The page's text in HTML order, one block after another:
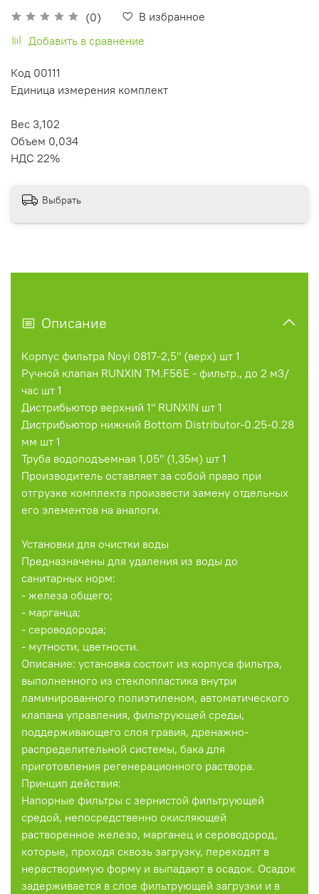
(0)
В избранное
Добавить в сравнение
Код 00111
Единица измерения комплект
Вес 3,102
Объем 0,034
НДС 22%
Выбрать
Описание
Корпус фильтра Noyi 0817-2,5" (верх) шт 1
Ручной клапан RUNXIN TM.F56E - фильтр., до 2 м3/
час шт 1
Дистрибьютор верхний 1" RUNXIN шт 1
Дистрибьютор нижний Bottom Distributor-0.25-0.28
мм шт 1
Труба водоподъемная 1,05" (1,35м) шт 1
Производитель оставляет за собой право при
отгрузке комплекта произвести замену отдельных
его элементов на аналоги.
Установки для очистки воды
Предназначены для удаления из воды до
санитарных норм:
- железа общего;
- марганца;
- сероводорода;
- мутности, цветности.
Описание: установка состоит из корпуса фильтра,
выполненного из стеклопластика внутри
ламинированного полиэтиленом, автоматического
клапана управления, фильтрующей среды,
поддерживающего слоя гравия, дренажно-
распределительной системы, бака для
приготовления регенерационного раствора.
Принцип действия:
Напорные фильтры с зернистой фильтрующей
средой, непосредственно окисляющей
растворенное железо, марганец и сероводород,
которые, проходя сквозь загрузку, переходят в
нерастворимую форму и выпадают в осадок. Осадок
задерживается в слое фильтрующей загрузки и в